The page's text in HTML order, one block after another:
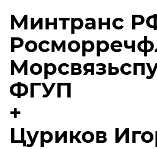
Минтранс
ФГУП
+
Цуриков